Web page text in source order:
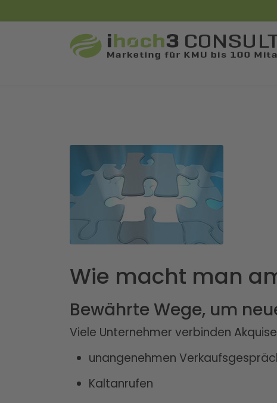
Wie macht man
Bewährte Wege, um
Viele Unternehmer verbinden
unangenehmen
Kaltanrufen